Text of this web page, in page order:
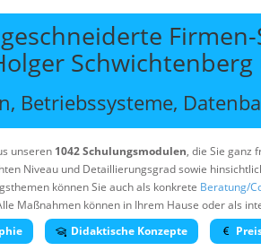
Betriebssysteme,
unseren 1042 Schulungsmodulen, die Sie ganz
Niveau und Detaillierungsgrad sowie
können Sie auch als konkrete Beratung/
Maßnahmen können in Ihrem Hause oder als
Didaktische Konzepte